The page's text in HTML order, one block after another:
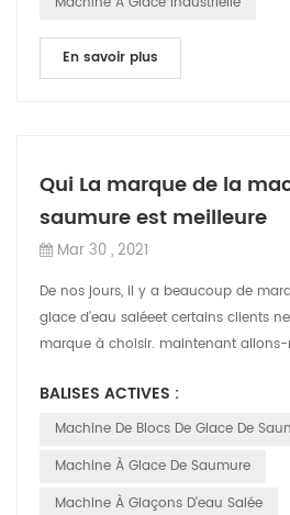
En savoir plus
Qui La marque de la
saumure est meilleure
Mar 30 , 2021
De nos jours, il y a beaucoup de
glace d'eau saléeet certains clients
marque à choisir. maintenant allons-
BALISES ACTIVES :
Machine De Blocs De Glace De
Machine À Glace De Saumure
Machine À Glaçons D'eau Salée